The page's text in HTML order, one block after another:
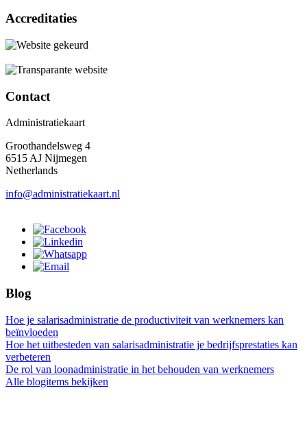
Accreditaties
Contact
Administratiekaart
Groothandelsweg 4
6515 AJ Nijmegen
Netherlands
info@administratiekaart.nl
Blog
Hoe je salarisadministratie de productiviteit van werknemers kan
beïnvloeden
Hoe het uitbesteden van salarisadministratie je bedrijfsprestaties kan
verbeteren
De rol van loonadministratie in het behouden van werknemers
Alle blogitems bekijken